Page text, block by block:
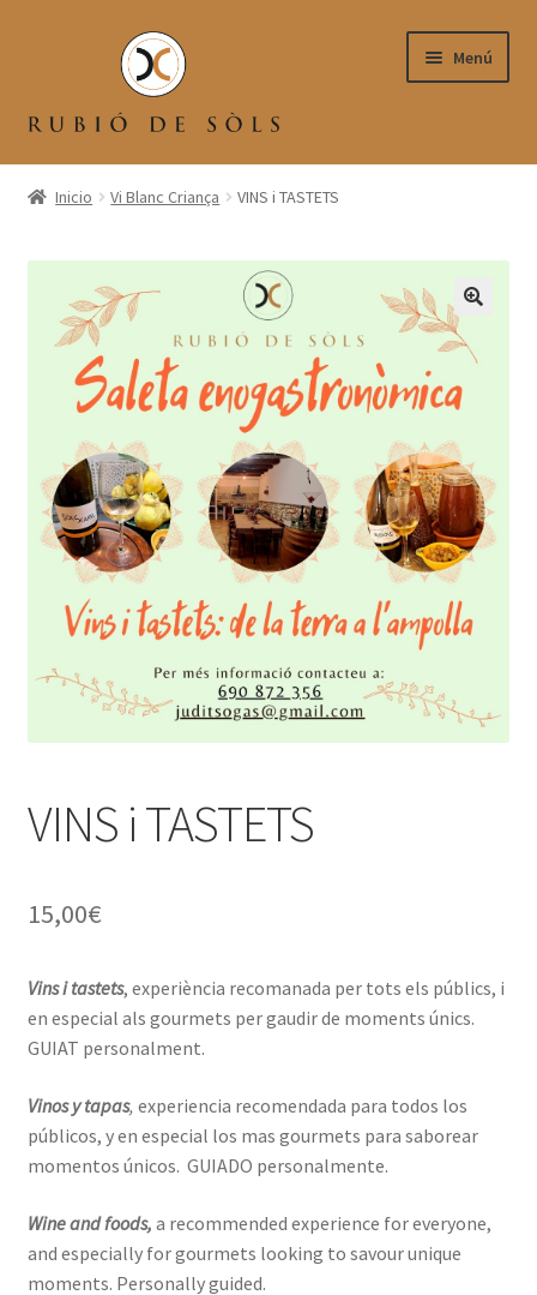
Menú
BOTIGA
FINALITZA LA COMPRA
EL MEU COMPTE
Inicio Vi Blanc Criança VINS i TASTETS
VINS i TASTETS
15,00€
Vins i tastets, experiència recomanada per tots els públics, i
en especial als gourmets per gaudir de moments únics.
GUIAT personalment.
Vinos y tapas, experiencia recomendada para todos los
públicos, y en especial los mas gourmets para saborear
momentos únicos. GUIADO personalmente.
Wine and foods, a recommended experience for everyone,
and especially for gourmets looking to savour unique
moments. Personally guided.